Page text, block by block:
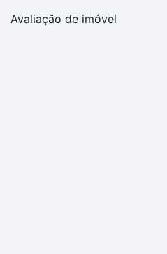
Avaliação de imóvel